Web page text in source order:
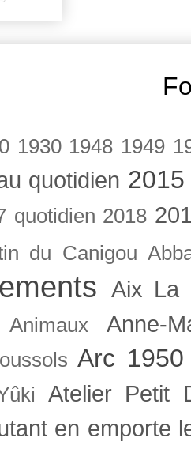
1930 1948 1949
quotidien
quotidien 2018
du Canigou
Aix La
Animaux Anne-
Arc 1950
Atelier Petit
en emporte